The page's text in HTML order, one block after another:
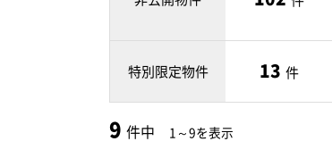
特別限定物件 13 件
9 件中 1～9を表示